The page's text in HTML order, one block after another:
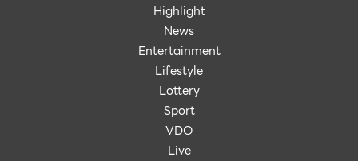
Highlight
News
Entertainment
Lifestyle
Lottery
Sport
VDO
Live